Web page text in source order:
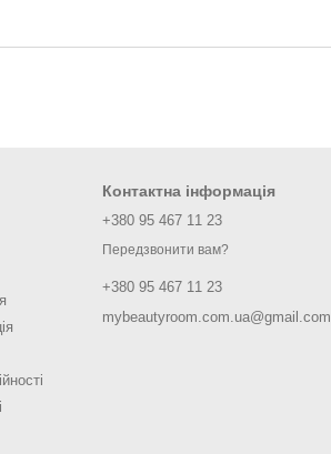
Контактна інформація
+380 95 467 11 23
Передзвонити вам?
+380 95 467 11 23
mybeautyroom.com.ua@gmail.com